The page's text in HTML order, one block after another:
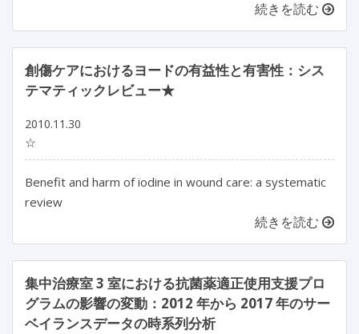
続きを読む
創傷ケアにおけるヨードの有益性と有害性：シス
テマティックレビュー★
2010.11.30
☆
Benefit and harm of iodine in wound care: a systematic
review
続きを読む
集中治療室 3 室における抗菌薬適正使用支援プロ
グラムの影響の変動：2012 年から 2017 年のサー
ベイランスデータの時系列分析